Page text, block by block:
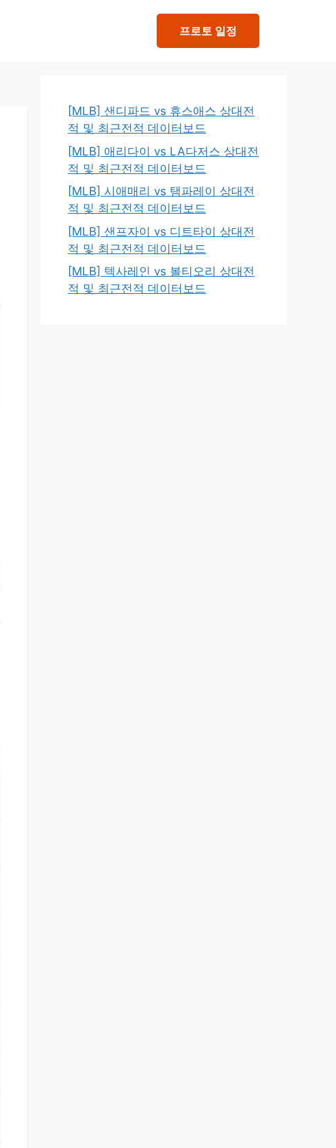
프로토 일정
[MLB] 샌디파드 vs 휴스애스 상대전
적 및 최근전적 데이터보드
[MLB] 애리다이 vs LA다저스 상대전
적 및 최근전적 데이터보드
[MLB] 시애매리 vs 탬파레이 상대전
적 및 최근전적 데이터보드
[MLB] 샌프자이 vs 디트타이 상대전
적 및 최근전적 데이터보드
[MLB] 텍사레인 vs 볼티오리 상대전
적 및 최근전적 데이터보드